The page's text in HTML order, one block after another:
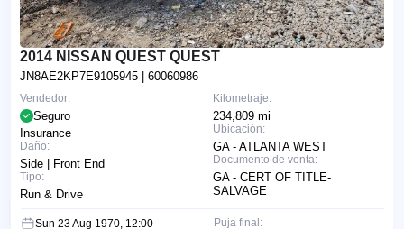
2014 NISSAN QUEST QUEST
JN8AE2KP7E9105945 | 60060986
Kilometraje:
234,809 mi
Ubicación:
GA - ATLANTA WEST
Documento de venta:
GA - CERT OF TITLE-
SALVAGE
Vendedor:
Seguro
Insurance
Daño:
Side | Front End
Tipo:
Run & Drive
Sun 23 Aug 1970, 12:00
Puja final: